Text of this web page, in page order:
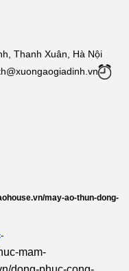
Thanh Xuân, Hà Nội
may-ao-thun-dong-
mam-